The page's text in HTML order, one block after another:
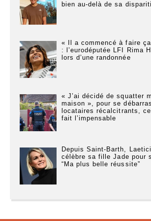
bien au-delà de sa
« Il a commencé à faire
: l’eurodéputée LFI Rima
lors d’une randonnée
« J’ai décidé de squatter
maison », pour se
locataires récalcitrants,
fait l’impensable
Depuis Saint-Barth,
célèbre sa fille Jade pour
“Ma plus belle réussite”